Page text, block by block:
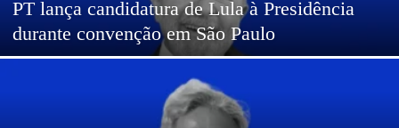
PT lança candidatura de Lula à Presidência
durante convenção em São Paulo